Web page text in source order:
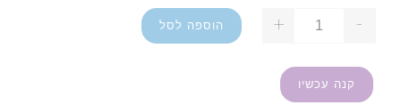
-
+ הוספה לסל
קנה עכשיו